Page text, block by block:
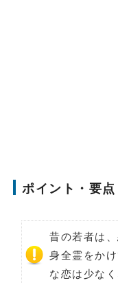
ポイント・要点
昔の若者は
身全霊をか
な恋は少な